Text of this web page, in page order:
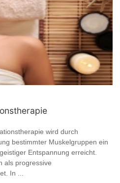
wird durch
bestimmter Muskelgruppen ein
Entspannung erreicht.
als progressive
In ...